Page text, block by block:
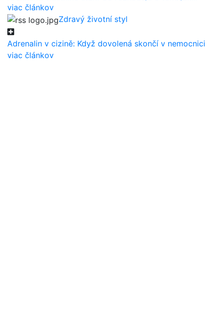
viac článkov
Zdravý životní styl
Adrenalin v cizině: Když dovolená skončí v nemocnici
viac článkov